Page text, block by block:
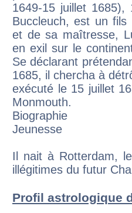
1649-15 juillet
Buccleuch, est un fils
et de sa maîtresse,
en exil sur le
Se déclarant
1685, il chercha à
exécuté le 15 juillet
Monmouth.
Biographie
Jeunesse
Il nait à Rotterdam,
illégitimes du futur
Profil astrologique